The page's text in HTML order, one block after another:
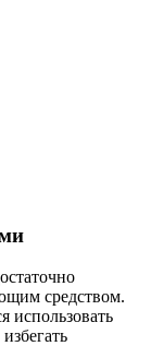
средством.
использовать